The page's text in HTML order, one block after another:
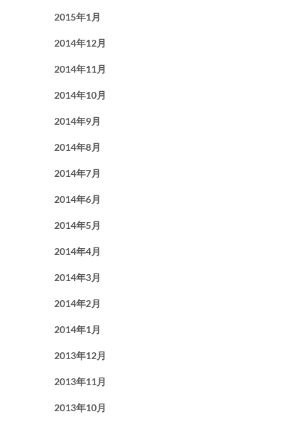
2015年1月
2014年12月
2014年11月
2014年10月
2014年9月
2014年8月
2014年7月
2014年6月
2014年5月
2014年4月
2014年3月
2014年2月
2014年1月
2013年12月
2013年11月
2013年10月